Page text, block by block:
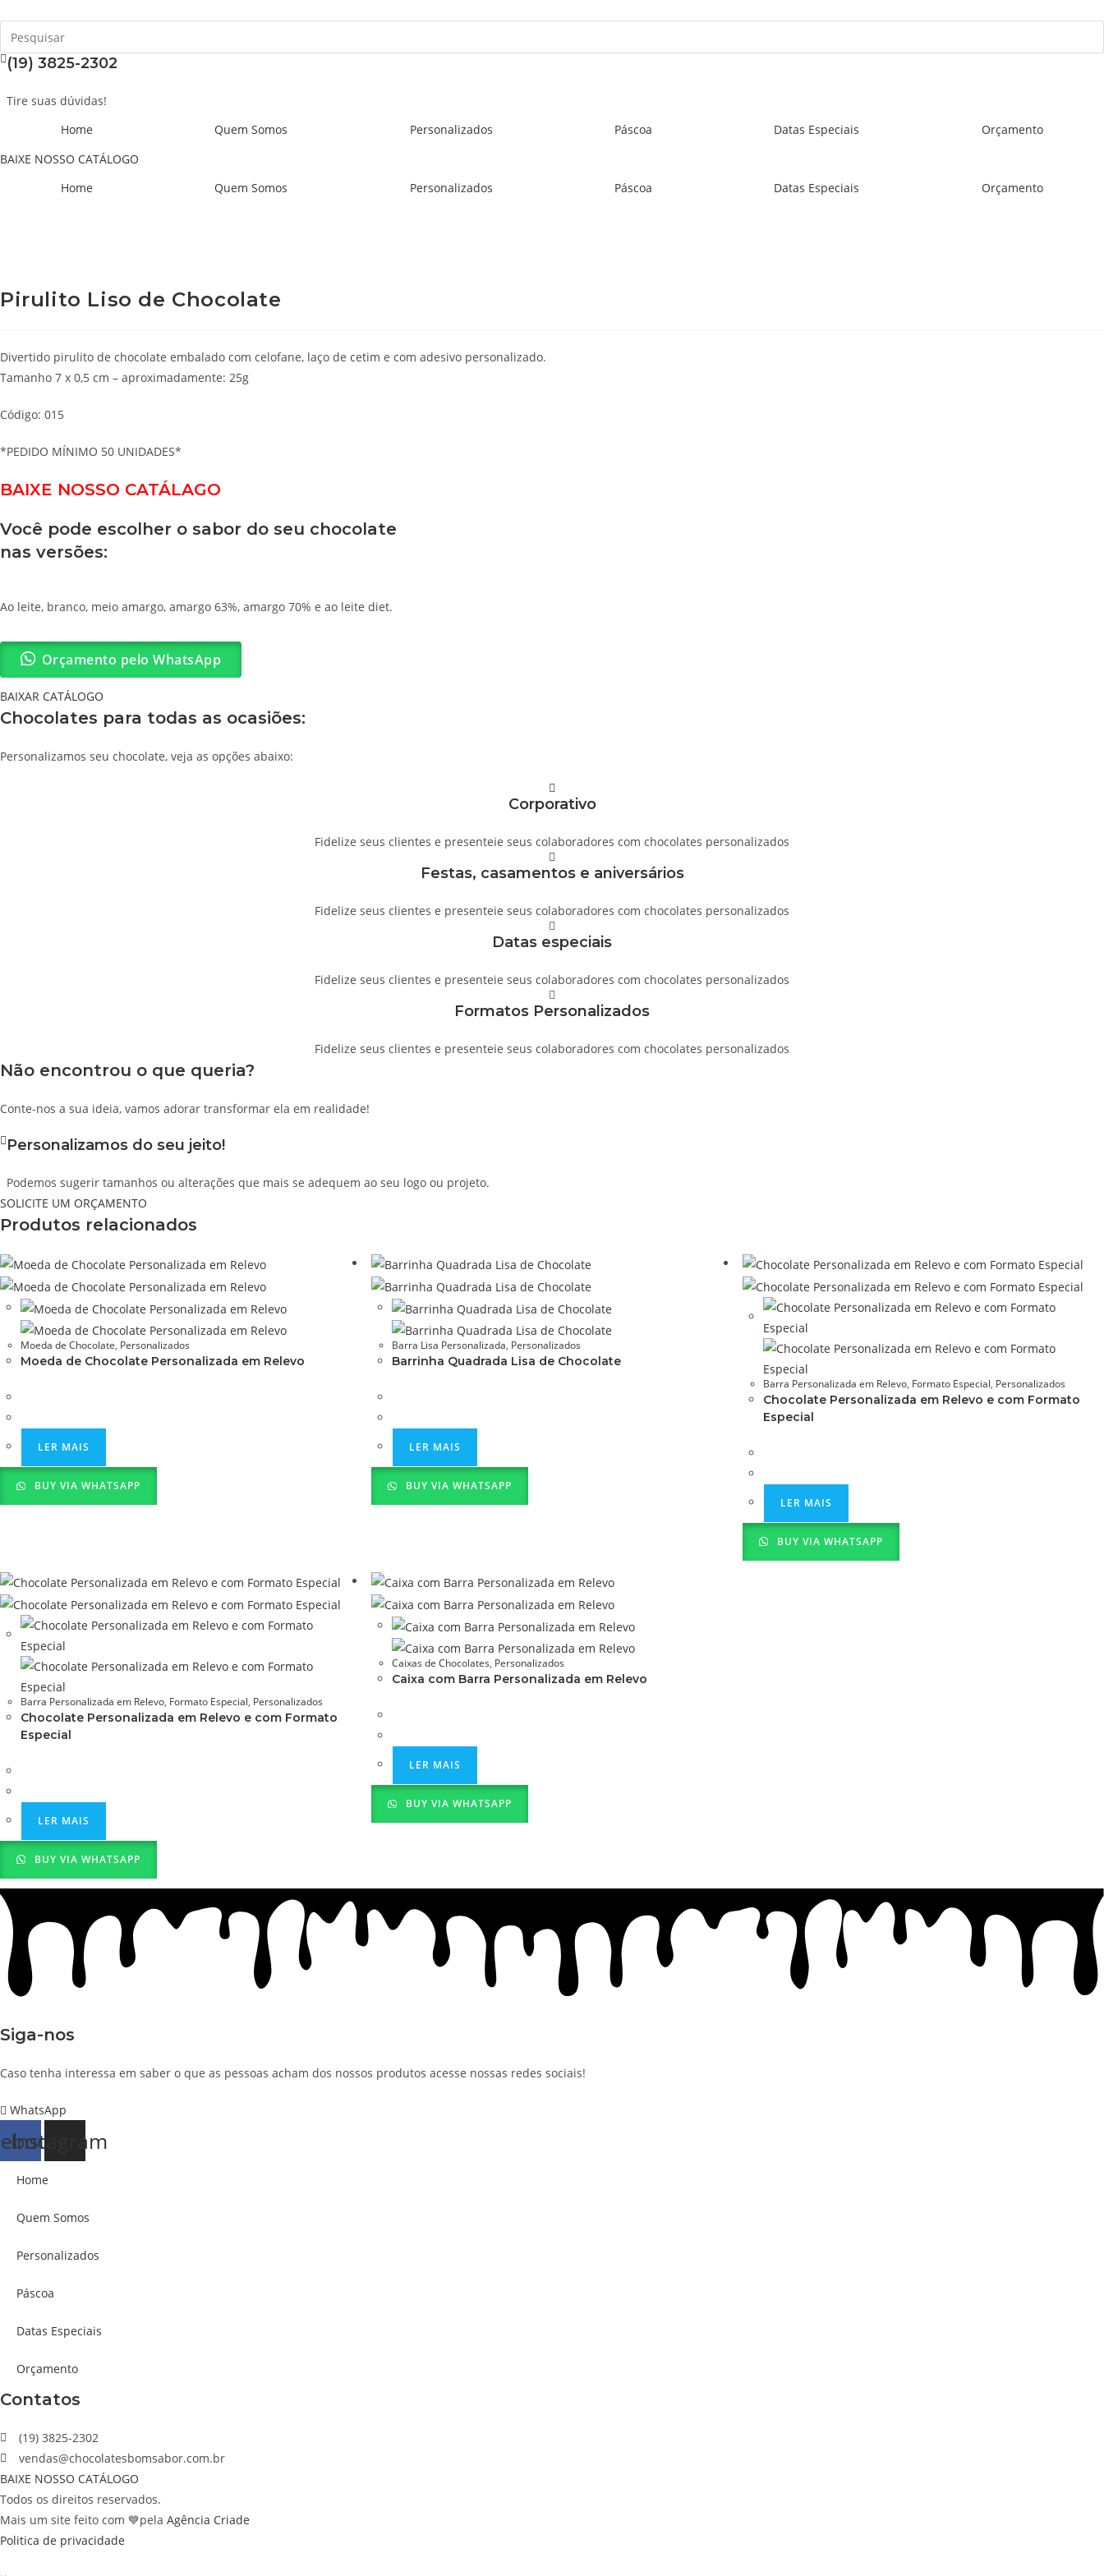
para
o
conteúdo
(19) 3825-2302
Tire suas dúvidas!
Home
Quem Somos Personalizados Páscoa Datas Especiais
Orçamento
BAIXE NOSSO CATÁLOGO
Home
Quem Somos Personalizados Páscoa Datas Especiais Orçamento
Pirulito Liso de Chocolate
Divertido pirulito de chocolate embalado com celofane, laço de cetim e com adesivo personalizado.
Tamanho 7 x 0,5 cm – aproximadamente: 25g
Código: 015
*PEDIDO MÍNIMO 50 UNIDADES*
BAIXE NOSSO CATÁLAGO
Você pode escolher o sabor do seu chocolate
nas versões:
Ao leite, branco, meio amargo, amargo 63%, amargo 70% e ao leite diet.
Orçamento pelo WhatsApp
BAIXAR CATÁLOGO
Chocolates para todas as ocasiões:
Personalizamos seu chocolate, veja as opções abaixo:
Corporativo
Fidelize seus clientes e presenteie seus colaboradores com chocolates personalizados
Festas, casamentos e aniversários
Fidelize seus clientes e presenteie seus colaboradores com chocolates personalizados
Datas especiais
Fidelize seus clientes e presenteie seus colaboradores com chocolates personalizados
Formatos Personalizados
Fidelize seus clientes e presenteie seus colaboradores com chocolates personalizados
Não encontrou o que queria?
Conte-nos a sua ideia, vamos adorar transformar ela em realidade!
Personalizamos do seu jeito!
Podemos sugerir tamanhos ou alterações que mais se adequem ao seu logo ou projeto.
SOLICITE UM ORÇAMENTO
Produtos relacionados
Moeda de Chocolate, Personalizados
Moeda de Chocolate Personalizada em Relevo
LER MAIS
BUY VIA WHATSAPP
Barra Lisa Personalizada, Personalizados
Barrinha Quadrada Lisa de Chocolate
LER MAIS
BUY VIA WHATSAPP
Barra Personalizada em Relevo, Formato Especial, Personalizados
Chocolate Personalizada em Relevo e com Formato
Especial
LER MAIS
BUY VIA WHATSAPP
Barra Personalizada em Relevo, Formato Especial, Personalizados
Chocolate Personalizada em Relevo e com Formato
Especial
LER MAIS
BUY VIA WHATSAPP
Caixas de Chocolates, Personalizados
Caixa com Barra Personalizada em Relevo
LER MAIS
BUY VIA WHATSAPP
Siga-nos
Caso tenha interessa em saber o que as pessoas acham dos nossos produtos acesse nossas redes sociais!
WhatsApp
Instagram
Home
Quem Somos
Personalizados
Páscoa
Datas Especiais
Orçamento
Contatos
(19) 3825-2302
vendas@chocolatesbomsabor.com.br
BAIXE NOSSO CATÁLOGO
Todos os direitos reservados.
Mais um site feito com 💙pela Agência Criade
Politica de privacidade